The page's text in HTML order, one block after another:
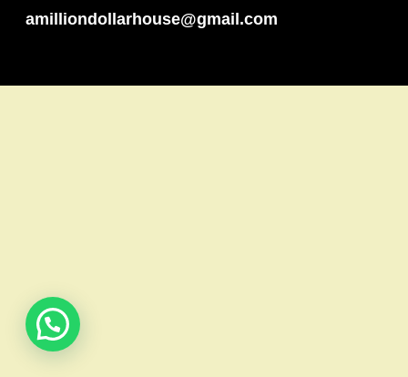
amilliondollarhouse@gmail.com